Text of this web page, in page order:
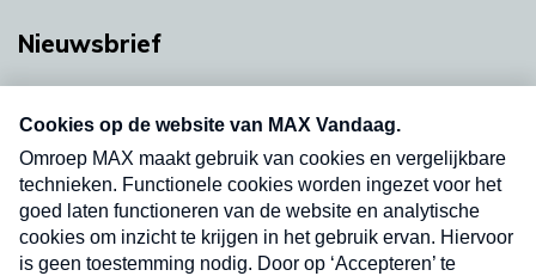
Nieuwsbrief
nieuwsbrief. Elke vrijdag- en dinsdagochtend in
uw mailbox.
Verzend